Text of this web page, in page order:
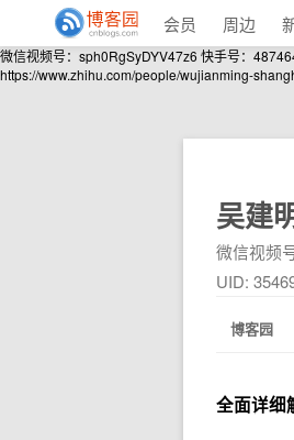
会员 周边
微信视频号：sph0RgSyDYV47z6 快手号：
https://www.zhihu.com/people/wujianming-
吴建
微信视频
UID:
博客园
全面详细